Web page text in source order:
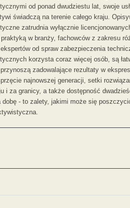
od ponad dwudziestu lat, swoje
świadczą na terenie całego kraju.
zatrudnia wyłącznie
w branży, fachowców z zakresu
od spraw zabezpieczenia
korzysta coraz więcej osób, są
zadowalające rezultaty w
najnowszej generacji, setki
i za granicy, a także dostępność
dobę - to zalety, jakimi może się